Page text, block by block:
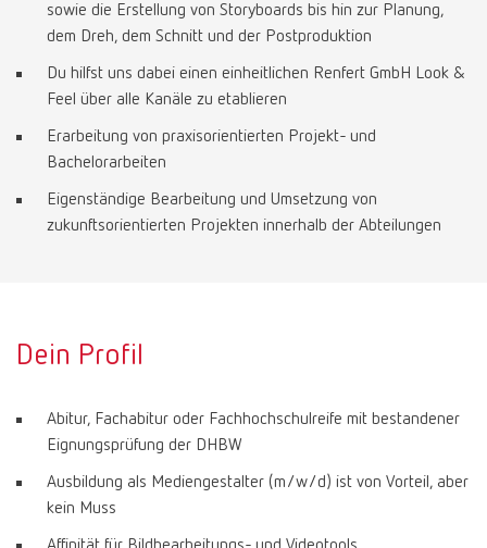
sowie die Erstellung von Storyboards bis hin zur Planung,
dem Dreh, dem Schnitt und der Postproduktion
Du hilfst uns dabei einen einheitlichen Renfert GmbH Look &
Feel über alle Kanäle zu etablieren
Erarbeitung von praxisorientierten Projekt- und
Bachelorarbeiten
Eigenständige Bearbeitung und Umsetzung von
zukunftsorientierten Projekten innerhalb der Abteilungen
Dein Profil
Abitur, Fachabitur oder Fachhochschulreife mit bestandener
Eignungsprüfung der DHBW
Ausbildung als Mediengestalter (m/w/d) ist von Vorteil, aber
kein Muss